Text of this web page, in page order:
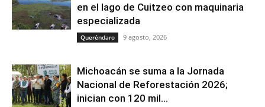
en el lago de Cuitzeo con maquinaria
especializada
Queréndaro 9 agosto, 2026
Michoacán se suma a la Jornada
Nacional de Reforestación 2026;
inician con 120 mil...